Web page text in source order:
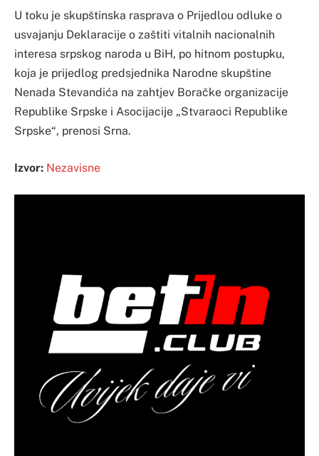
U toku je skupštinska rasprava o Prijedlou odluke o
usvajanju Deklaracije o zaštiti vitalnih nacionalnih
interesa srpskog naroda u BiH, po hitnom postupku,
koja je prijedlog predsjednika Narodne skupštine
Nenada Stevandića na zahtjev Boračke organizacije
Republike Srpske i Asocijacije „Stvaraoci Republike
Srpske“, prenosi Srna.
Izvor: Nezavisne